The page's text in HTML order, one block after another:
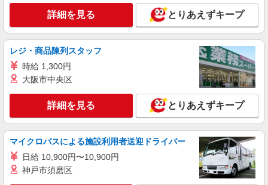
詳細を見る
派遣社員
株式会社kotrio /●TK-H-1567077
NEW
館林駅のシニアマンション▼フロアの巡回や
時給1500円〜2125円 ＜日払い有/週払い有/交
通費全支給(ガソリン代含む)＞
館林市 ◆来社不要/面接なし
キープ 詳細を見る
派遣社員
株式会社kotrio /●TK-H-1849640
NEW
詳細を見る とりあえずキープ
レジ・商品陳列スタッフ
時給 1,300円
大阪市中央区
詳細を見る とりあえずキープ
マイクロバスによる施設利用者送迎ドライバー
日給 10,900円〜10,900円
神戸市須磨区